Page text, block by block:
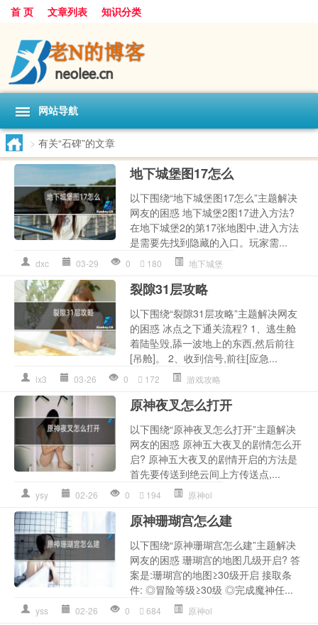
首 页 文章列表 知识分类
网站导航
> 有关“石碑”的文章
地下城堡图17怎么
以下围绕“地下城堡图17怎么”主题解决
网友的困惑 地下城堡2图17进入方法?
在地下城堡2的第17张地图中,进入方法
是需要先找到隐藏的入口。玩家需...
dxc 03-29 0 180 地下城堡
裂隙31层攻略
以下围绕“裂隙31层攻略”主题解决网友
的困惑 冰点之下通关流程? 1、逃生舱
着陆坠毁,舔一波地上的东西,然后前往
[吊舱]。 2、收到信号,前往[应急...
lx3 03-26 0 172 游戏攻略
原神夜叉怎么打开
以下围绕“原神夜叉怎么打开”主题解决
网友的困惑 原神五大夜叉的剧情怎么开
启? 原神五大夜叉的剧情开启的方法是
首先要传送到绝云间上方传送点,...
ysy 02-26 0 194 原神ol
原神珊瑚宫怎么建
以下围绕“原神珊瑚宫怎么建”主题解决
网友的困惑 珊瑚宫的地图几级开启? 答
案是:珊瑚宫的地图≥30级开启 接取条
件: ◎冒险等级≥30级 ◎完成魔神任...
yss 02-26 0 684 原神ol